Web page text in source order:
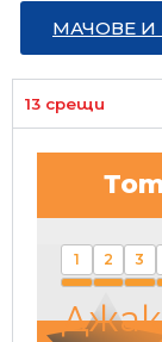
МАЧОВЕ И
13 срещи
1 2 3